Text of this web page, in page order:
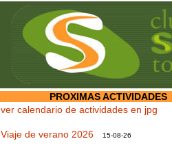
PROXIMAS ACTIVIDADES
ver calendario de actividades en jpg
Viaje de verano 2026 15-08-26